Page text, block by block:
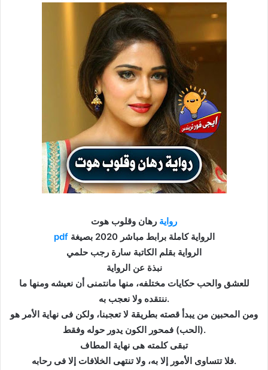
رواية رهان وقلوب هوت
pdf
الرواية كاملة برابط مباشر 2020 بصيغة
الرواية بقلم الكاتبة سارة رجب حلمي
نبذة عن الرواية
للعشق والحب حكايات مختلفه، منها مانتمنى أن نعيشه ومنها ما
ننتقده ولا نعجب به.
ومن المحبين من يبدأ قصته بطريقة لا تعجبنا، ولكن فى نهاية الأمر هو
(الحب) فمحور الكون يدور حوله وفقط.
تبقى كلمته هى نهاية المطاف
فلا تتساوى الأمور إلا به، ولا تنتهى الخلافات إلا فى رحابه.